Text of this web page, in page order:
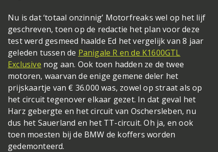
Nu is dat ‘totaal onzinnig’ Motorfreaks wel op het lijf
geschreven, toen op de redactie het plan voor deze
test werd gesmeed haalde Ed het vergelijk van 8 jaar
geleden tussen de Panigale R en de K1600GTL
Exclusive nog aan. Ook toen hadden ze de twee
motoren, waarvan de enige gemene deler het
prijskaartje van € 36.000 was, zowel op straat als op
het circuit tegenover elkaar gezet. In dat geval het
Harz gebergte en het circuit van Oschersleben, nu
dus het Sauerland en het TT-circuit. Oh ja, en ook
toen moesten bij de BMW de koffers worden
gedemonteerd.